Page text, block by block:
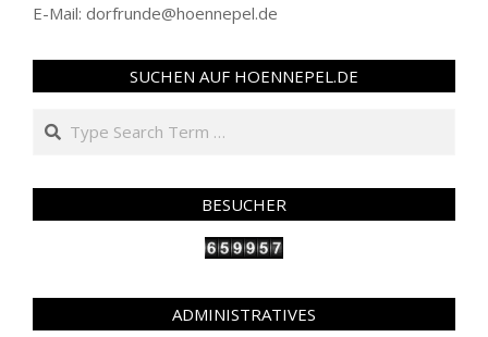
E-Mail: dorfrunde@hoennepel.de
SUCHEN AUF HOENNEPEL.DE
Search
BESUCHER
ADMINISTRATIVES